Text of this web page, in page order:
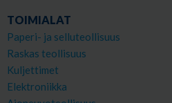
TOIMIALAT
Paperi- ja selluteollisuus
Raskas teollisuus
Kuljettimet
Elektroniikka